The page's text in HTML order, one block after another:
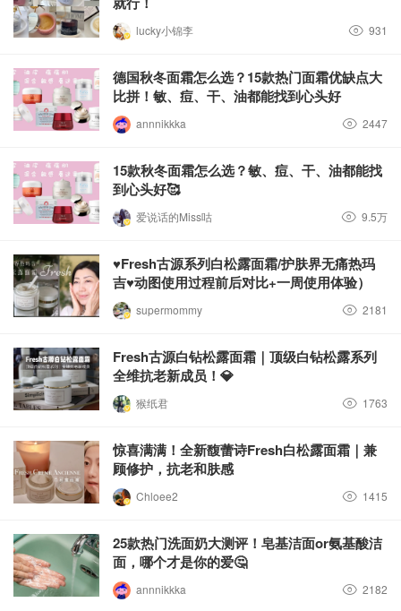
lucky小锦李 931
德国秋冬面霜怎么选？15款热门面霜优缺点大
比拼！敏、痘、干、油都能找到心头好
annnikkka 2447
15款秋冬面霜怎么选？敏、痘、干、油都能找
到心头好🥰
爱说话的Miss咕 9.5万
♥️Fresh古源系列白松露面霜/护肤界无痛热玛
吉♥️动图使用过程前后对比+一周使用体验）
supermommy 2181
Fresh古源白钻松露面霜｜顶级白钻松露系列
全维抗老新成员！💎
猴纸君 1763
惊喜满满！全新馥蕾诗Fresh白松露面霜｜兼
顾修护，抗老和肤感
Chloee2 1415
25款热门洗面奶大测评！皂基洁面or氨基酸洁
面，哪个才是你的爱🤔
annnikkka 2182